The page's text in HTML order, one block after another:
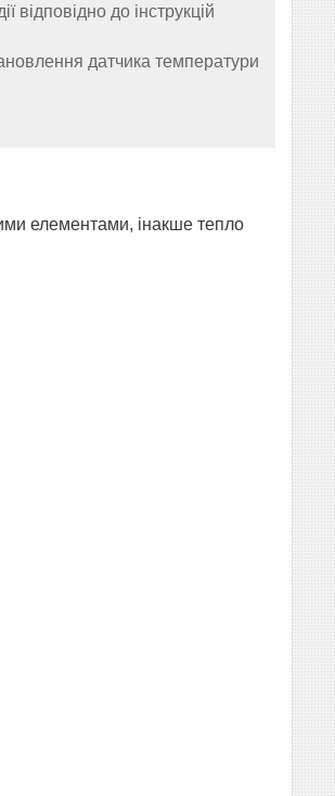
до інструкцій
датчика температури
елементами, інакше тепло